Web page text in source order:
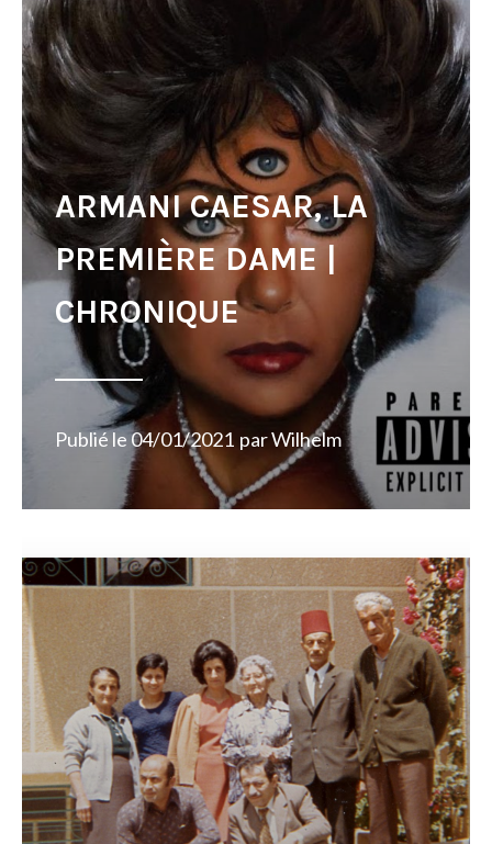
ARMANI CAESAR, LA
PREMIÈRE DAME |
CHRONIQUE
Publié le04/01/2021 parWilhelm